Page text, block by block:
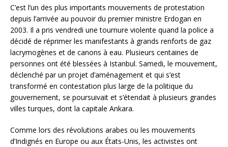
C’est l’un des plus importants mouvements de protestation
depuis l’arrivée au pouvoir du premier ministre Erdogan en
2003. Il a pris vendredi une tournure violente quand la police a
décidé de réprimer les manifestants à grands renforts de gaz
lacrymogènes et de canons à eau. Plusieurs centaines de
personnes ont été blessées à Istanbul. Samedi, le mouvement,
déclenché par un projet d’aménagement et qui s’est
transformé en contestation plus large de la politique du
gouvernement, se poursuivait et s’étendait à plusieurs grandes
villes turques, dont la capitale Ankara.
Comme lors des révolutions arabes ou les mouvements
d’Indignés en Europe ou aux États-Unis, les activistes ont